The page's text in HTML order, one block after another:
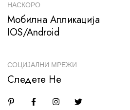
НАСКОРО
Мобилна Апликација
IOS/Android
СОЦИЈАЛНИ МРЕЖИ
Следете Не